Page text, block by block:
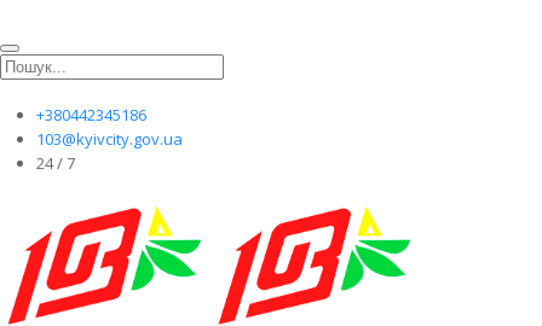
+380442345186
103@kyivcity.gov.ua
24 / 7